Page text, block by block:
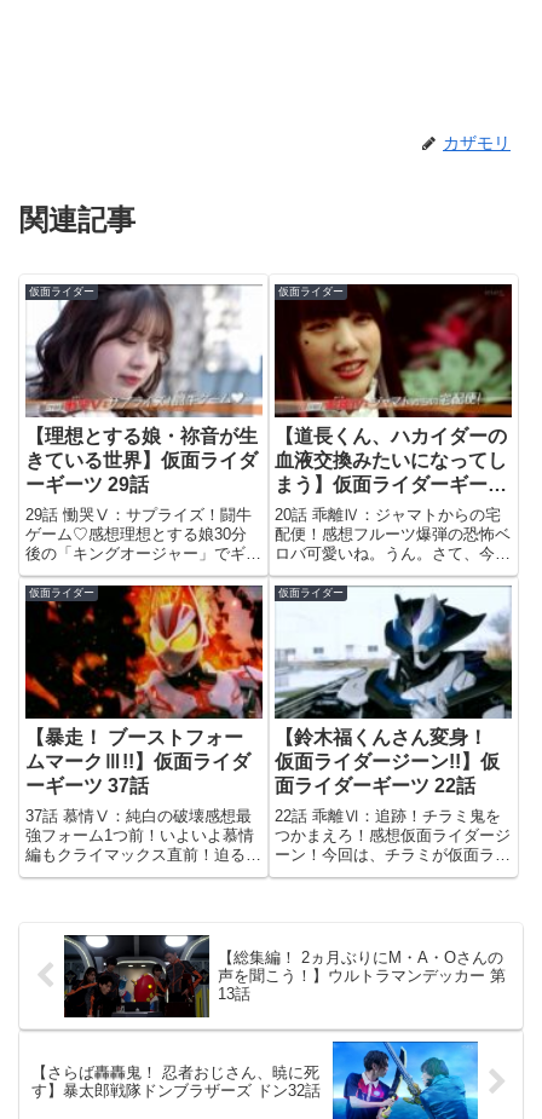
カザモリ
関連記事
仮面ライダー
【理想とする娘・祢音が生
きている世界】仮面ライダ
ーギーツ 29話
29話 慟哭Ⅴ：サプライズ！闘牛
ゲーム♡感想理想とする娘30分
後の「キングオージャー」でギラ
が王族の生まれであることが判明
していましたが、こちらでは祢音
が創世の女神の力で作られた存在
であることが判明するということ
で、今週のスーパーヒーロータ...
仮面ライダー
【道長くん、ハカイダーの
血液交換みたいになってし
まう】仮面ライダーギーツ
20話
20話 乖離Ⅳ：ジャマトからの宅
配便！感想フルーツ爆弾の恐怖ベ
ロバ可愛いね。うん。さて、今回
で番組は20話台に突入。ついこ
の間始まったかと思えばもうそろ
そろ半分折り返しなので、早いも
のです。その20話の中でデザイ
アグランプリを3回（第1話ま...
仮面ライダー
【暴走！ ブーストフォー
ムマークⅢ!!】仮面ライダ
ーギーツ 37話
37話 慕情Ⅴ：純白の破壊感想最
強フォーム1つ前！いよいよ慕情
編もクライマックス直前！迫るグ
ランドエンド。そそくさと未来に
は翻弄されるばかり。祢音と沙羅
は速攻でライダー引退させられ...
仮面ライダー
【鈴木福くんさん変身！
仮面ライダージーン!!】仮
面ライダーギーツ 22話
22話 乖離Ⅵ：追跡！チラミ鬼を
つかまえろ！感想仮面ライダージ
ーン！今回は、チラミが仮面ライ
ダーグレア2に変身したと思った
止するためにジーンが仮面ライ...
【総集編！ 2ヵ月ぶりにM・A・Oさんの
声を聞こう！】ウルトラマンデッカー 第
13話
【さらば轟轟鬼！ 忍者おじさん、暁に死
す】暴太郎戦隊ドンブラザーズ ドン32話